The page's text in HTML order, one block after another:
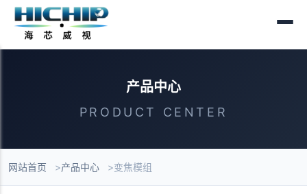
产品中心
PRODUCT CENTER
网站首页 产品中心 变焦模组